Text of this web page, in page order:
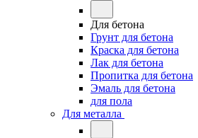
Для бетона
Грунт для бетона
Краска для бетона
Лак для бетона
Пропитка для бетона
Эмаль для бетона
для пола
Для металла